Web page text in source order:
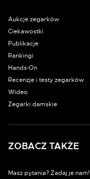
Aukcje zegarków
Ciekawostki
Publikacje
Rankingi
Hands-On
Recenzje i testy zegarków
Wideo
Zegarki damskie
ZOBACZ TAKŻE
Masz pytania? Zadaj je nam!